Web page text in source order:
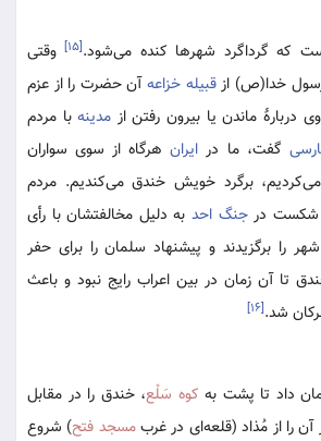
که گرداگرد شهر‌ها کنده می‌شود.[۱۵]
وقتی
رسول خدا(ص) ازقبیله خزاعهآن حضرت را از عزم
دربارۀ ماندن یا بیرون رفتن از مدینهبا مردم
گفت، ما در ایرانهرگاه از سوی سواران
برگرد خویش خندق می‌کندیم. مردم
شکست درجنگ احد به دلیل مخالفتشان با رأی
را برگزیدند و پیشنهاد سلمان را برای حفر
تا آن زمان در بین اعراب رایج نبود و باعث
شد.[۱۶]
داد تا پشت به کوه سَلْع، خندق را در مقابل
را از مُذاد (قلعه‌ای در غربمسجد فتح) شروع